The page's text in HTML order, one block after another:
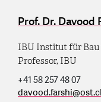
Prof. Dr. Davood
IBU Institut für
Professor, IBU
+41 58 257 48 07
davood.farshi@